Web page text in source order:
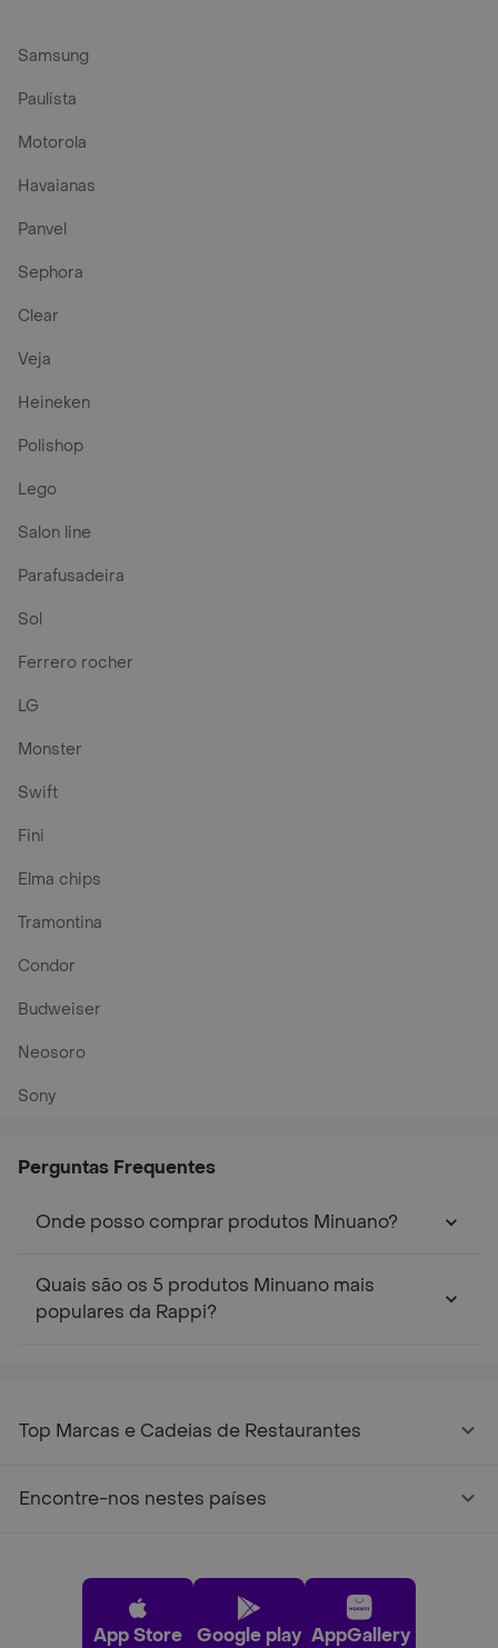
Samsung
Paulista
Motorola
Havaianas
Panvel
Sephora
Clear
Veja
Heineken
Polishop
Lego
Salon line
Parafusadeira
Sol
Ferrero rocher
LG
Monster
Swift
Fini
Elma chips
Tramontina
Condor
Budweiser
Neosoro
Sony
Perguntas Frequentes
Onde posso comprar produtos Minuano?
Quais são os 5 produtos Minuano mais
populares da Rappi?
Top Marcas e Cadeias de Restaurantes
Encontre-nos nestes países
App Store Google play AppGallery